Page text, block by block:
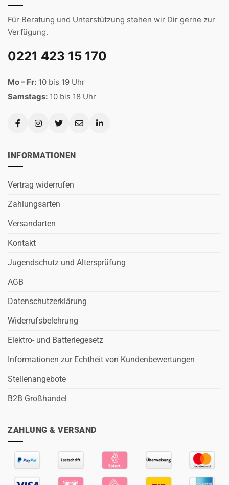
Für Beratung und Unterstützung stehen wir Dir gerne zur
Verfügung.
0221 423 15 170
Mo – Fr: 10 bis 19 Uhr
Samstags: 10 bis 18 Uhr
INFORMATIONEN
Vertrag widerrufen
Zahlungsarten
Versandarten
Kontakt
Jugendschutz und Altersprüfung
AGB
Datenschutzerklärung
Widerrufsbelehrung
Elektro- und Batteriegesetz
Informationen zur Echtheit von Kundenbewertungen
Stellenangebote
B2B Großhandel
ZAHLUNG & VERSAND